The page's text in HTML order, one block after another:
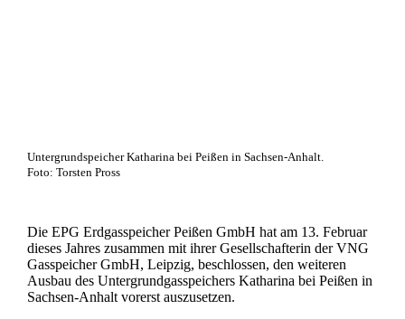
Untergrundspeicher Katharina bei Peißen in Sachsen-Anhalt.
Foto: Torsten Pross
Die EPG Erdgasspeicher Peißen GmbH hat am 13. Februar
dieses Jahres zusammen mit ihrer Gesellschafterin der VNG
Gasspeicher GmbH, Leipzig, beschlossen, den weiteren
Ausbau des Untergrundgasspeichers Katharina bei Peißen in
Sachsen-Anhalt vorerst auszusetzen.